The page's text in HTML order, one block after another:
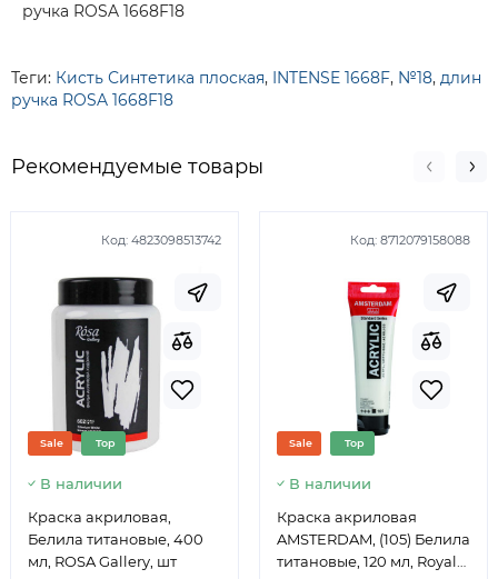
ручка ROSA 1668F18
Теги: Кисть Синтетика плоская, INTENSE 1668F, №18, длин
ручка ROSA 1668F18
Рекомендуемые товары
Код: 4823098513742
Sale Top
В наличии
Краска акриловая,
Белила титановые, 400
мл, ROSA Gallery, шт
Код: 8712079158088
Sale Top
В наличии
Краска акриловая
AMSTERDAM, (105) Белила
титановые, 120 мл, Royal